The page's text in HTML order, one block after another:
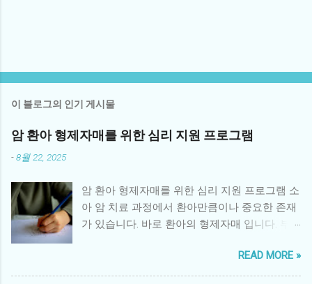
이 블로그의 인기 게시물
암 환아 형제자매를 위한 심리 지원 프로그램
-8월 22, 2025
암 환아 형제자매를 위한 심리 지원 프로그램 소
아 암 치료 과정에서 환아만큼이나 중요한 존재
가 있습니다. 바로 환아의 형제자매 입니다. 부
정서적 소외감을 느끼거나, 불안·우울 같은 심리
적 문제를 경험하기 쉽습니다. 따라서 체계적인
READ MORE »